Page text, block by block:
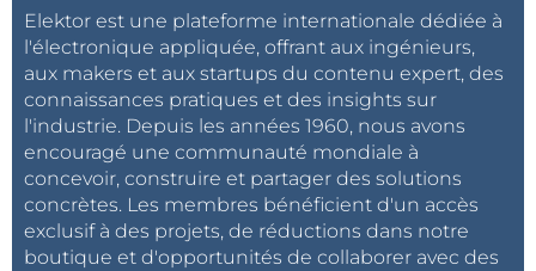
Elektor est une plateforme internationale dédiée à
l'électronique appliquée, offrant aux ingénieurs,
aux makers et aux startups du contenu expert, des
connaissances pratiques et des insights sur
l'industrie. Depuis les années 1960, nous avons
encouragé une communauté mondiale à
concevoir, construire et partager des solutions
concrètes. Les membres bénéficient d'un accès
exclusif à des projets, de réductions dans notre
boutique et d'opportunités de collaborer avec des